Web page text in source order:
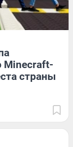
Minecraft-
страны